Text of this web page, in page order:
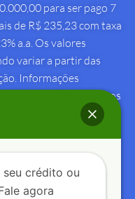
para ser pago 7
de R$ 235,23 com taxa
a.a. Os valores
variar a partir das
Informações
Taxa de juros
de 1,92% a.m. e
seu crédito ou
agora